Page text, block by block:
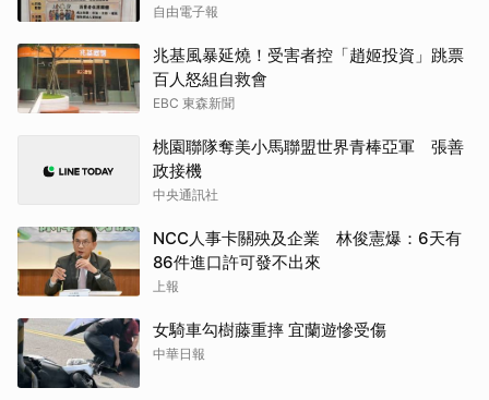
自由電子報
兆基風暴延燒！受害者控「趙姬投資」跳票
百人怒組自救會
EBC 東森新聞
桃園聯隊奪美小馬聯盟世界青棒亞軍 張善
政接機
中央通訊社
NCC人事卡關殃及企業 林俊憲爆：6天有
86件進口許可發不出來
上報
女騎車勾樹藤重摔 宜蘭遊慘受傷
中華日報